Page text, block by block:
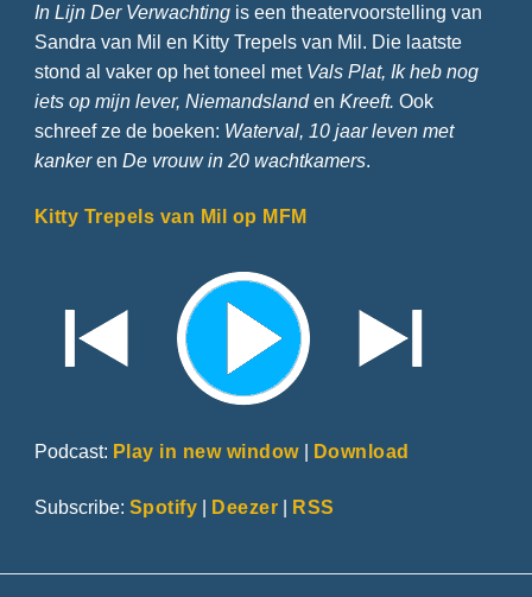
In Lijn Der Verwachting is een theatervoorstelling van
Sandra van Mil en Kitty Trepels van Mil. Die laatste
stond al vaker op het toneel met Vals Plat, Ik heb nog
iets op mijn lever, Niemandslanden Kreeft. Ook
schreef ze de boeken: Waterval, 10 jaar leven met
kankeren De vrouw in 20 wachtkamers.
Kitty Trepels van Mil op MFM
Podcast: Play in new window| Download
Subscribe: Spotify | Deezer | RSS